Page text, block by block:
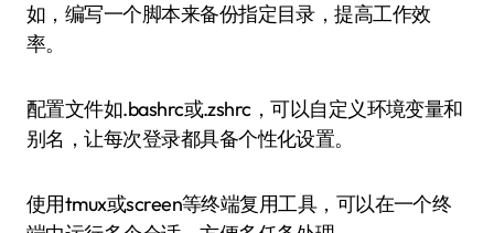
如，编写一个脚本来备份指定目录，提高工作效
率。
配置文件如.bashrc或.zshrc，可以自定义环境变量和
别名，让每次登录都具备个性化设置。
使用tmux或screen等终端复用工具，可以在一个终